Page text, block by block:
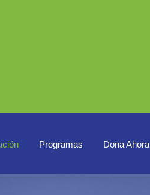
Programas Dona Ahora